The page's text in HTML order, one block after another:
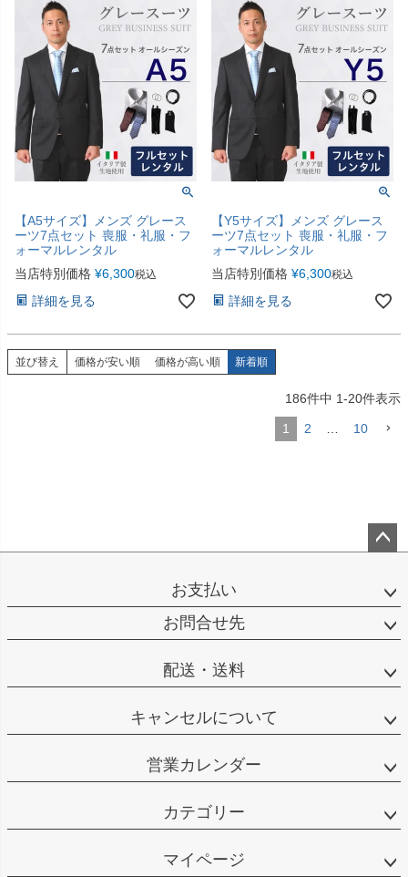
【A5サイズ】メンズ グレース
ーツ7点セット 喪服・礼服・フ
ォーマルレンタル
当店特別価格 ¥6,300税込
詳細を見る
【Y5サイズ】メンズ グレース
ーツ7点セット 喪服・礼服・フ
ォーマルレンタル
当店特別価格 ¥6,300税込
詳細を見る
並び替え 価格が安い順 価格が高い順 新着順
186件中 1-20件表示
1 2 10
ップ
お支払い
お問合せ先
配送・送料
キャンセルについて
営業カレンダー
カテゴリー
マイページ